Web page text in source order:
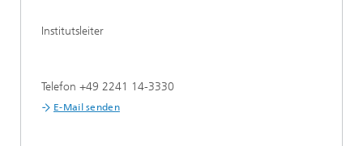
Institutsleiter
Telefon +49 2241 14-3330
E-Mail senden